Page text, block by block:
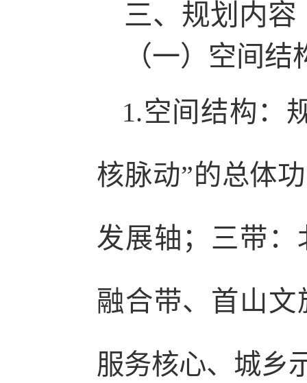
三、规划内容
（一）空间
1.空间结构：
核脉动”的总体
发展轴；三带
融合带、首山
服务核心、城乡